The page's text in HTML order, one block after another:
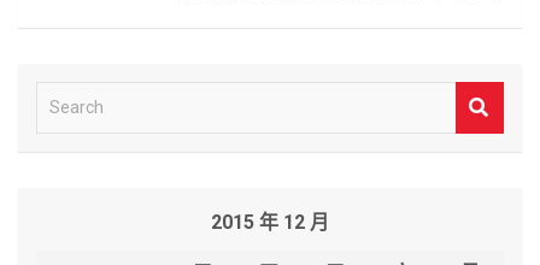
e
2015 年 12 月